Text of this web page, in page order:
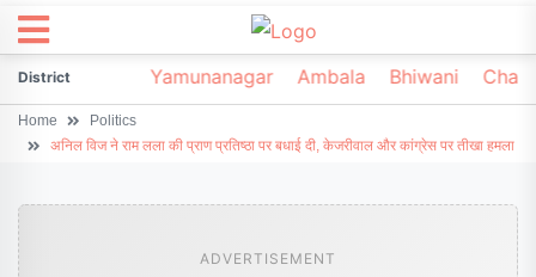
DistrictSonipat Yamunanagar Ambala Bhiwani
Home
Politics
अनिल विज ने राम लला की प्राण प्रतिष्ठा पर बधाई दी, केजरीवाल और कांग्रेस पर तीखा हमला
ADVERTISEMENT